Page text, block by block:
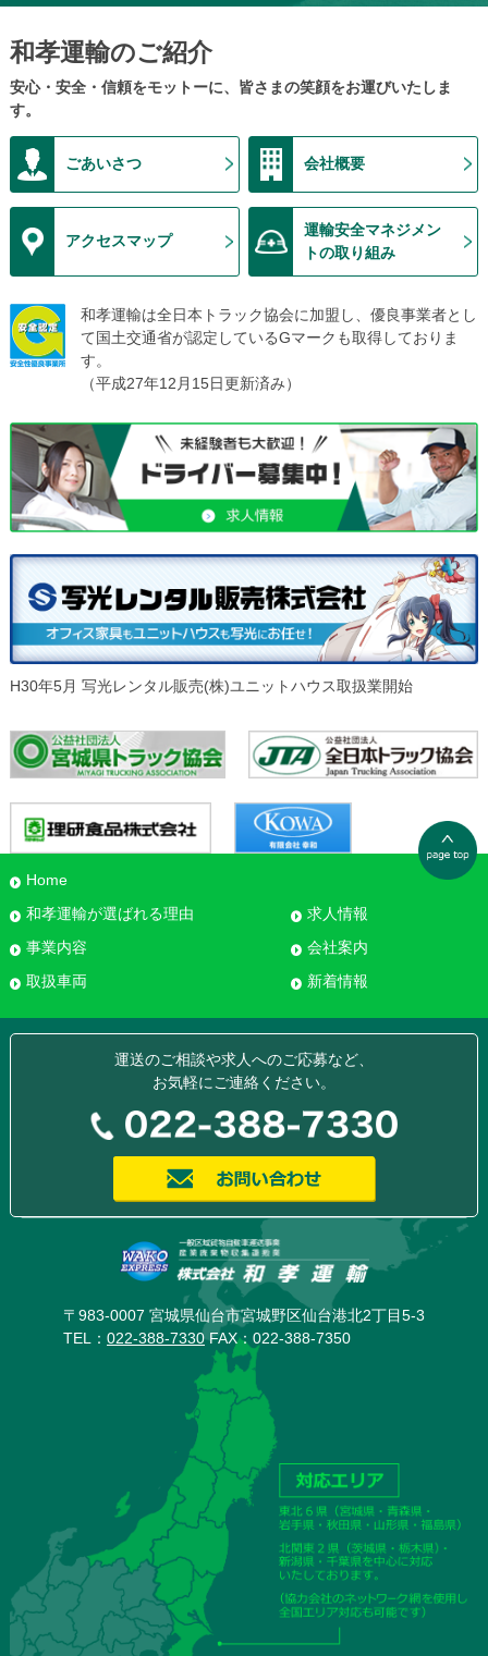
快挙！！和孝運輸から三名の表彰者が認定されました。
2021/10/18
毎月恒例の社内研修会。今回は実技講習も実施しました。
弊社サイトからのお問い合わせ案件
2021/08/02
仙台港ヤードで共同作業
2021/06/26
社長の森（工場）
2021/04/05
新人ドライバーの実施訓練
緊急依頼による厨房機器の運搬
2021/01/15
コロナの渦中にも我社に明るいニュースが！
2020/12/28
2020/10/29
資材の運搬と保管も対応します。
2020/08/24
昨年ホームページからご依頼頂いた案件が再び！
2020/04/24
2020/03/27
女性事務員さんが変身！
2019/05/01
セーフティドライブ表彰者の発表
新人ドライバー初体験
2018/02/27
ホームページのリニューアルしました。
和孝運輸のご紹介
安心・安全・信頼をモットーに、皆さまの笑顔をお運びいたしま
す。
ごあいさつ 会社概要
アクセスマップ
運輸安全マネジメン
トの取り組み
和孝運輸は全日本トラック協会に加盟し、優良事業者とし
て国土交通省が認定しているGマークも取得しておりま
す。
（平成27年12月15日更新済み）
H30年5月 写光レンタル販売(株)ユニットハウス取扱業開始
Home
和孝運輸が選ばれる理由
事業内容
取扱車両
求人情報
会社案内
新着情報
運送のご相談や求人へのご応募など、
お気軽にご連絡ください。
〒983-0007 宮城県仙台市宮城野区仙台港北2丁目5-3
TEL： 022-388-7330FAX：022-388-7350